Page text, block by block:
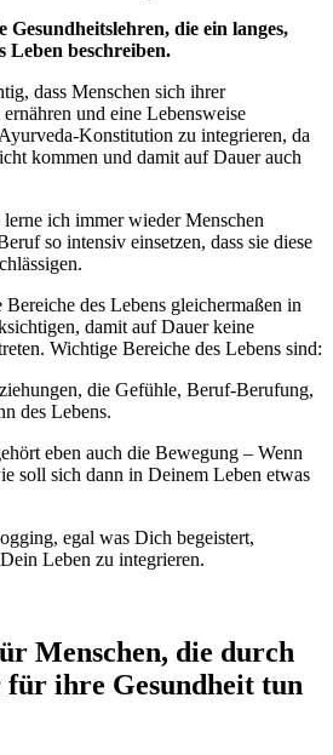
Gesundheitslehren, die ein langes,
Leben beschreiben.
dass Menschen sich ihrer
und eine Lebensweise
Konstitution zu integrieren, da
kommen und damit auf Dauer auch
ich immer wieder Menschen
so intensiv einsetzen, dass sie diese
des Lebens gleichermaßen in
damit auf Dauer keine
Wichtige Bereiche des Lebens sind:
die Gefühle, Beruf-Berufung,
des Lebens.
eben auch die Bewegung – Wenn
soll sich dann in Deinem Leben etwas
egal was Dich begeistert,
Leben zu integrieren.
Menschen, die durch
für ihre Gesundheit tun